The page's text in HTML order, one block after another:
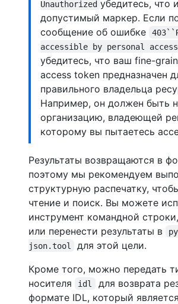
Unauthorized убедитесь, что
допустимый маркер. Если
сообщение об ошибке
accessible by personal
убедитесь, что ваш fine-
access token предназначен
правильного владельца
Например, он должен быть
организацию, владеющей
которому вы пытаетесь
Результаты возвращаются в
поэтому мы рекомендуем
структурную распечатку,
чтение и поиск. Вы можете
инструмент командной
или перенести результаты в
json.tool
для этой цели.
Кроме того, можно передать
носителя
idl
для возврата
формате IDL, который